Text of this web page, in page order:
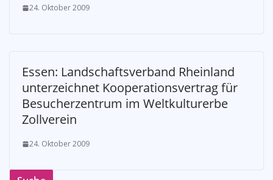
24. Oktober 2009
Essen: Landschaftsverband Rheinland
unterzeichnet Kooperationsvertrag für
Besucherzentrum im Weltkulturerbe
Zollverein
24. Oktober 2009